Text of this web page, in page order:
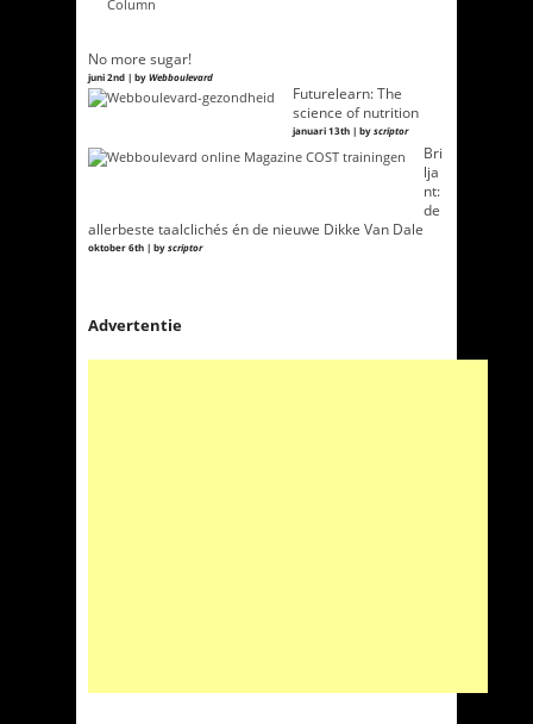
No more sugar!
juni 2nd | byWebboulevard
Futurelearn: The
science of nutrition
januari 13th | byscriptor
Bri
lja
nt:
de
allerbeste taalclichés én de nieuwe Dikke Van Dale
oktober 6th | byscriptor
Advertentie